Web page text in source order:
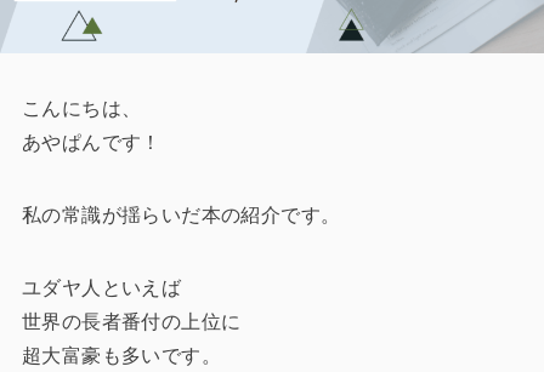
こんにちは、
あやぱんです！
私の常識が揺らいだ本の紹介です。
ユダヤ人といえば
世界の長者番付の上位に
超大富豪も多いです。